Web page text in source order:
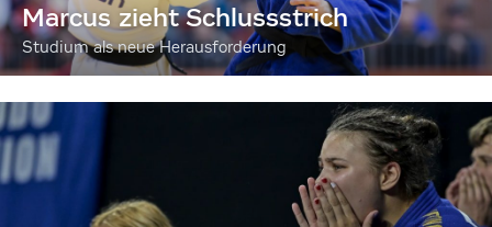
Marcus zieht Schlussstrich
Studium als neue Herausforderung